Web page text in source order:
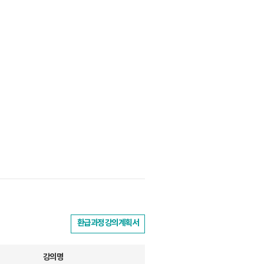
환급과정 강의계획서
강의명